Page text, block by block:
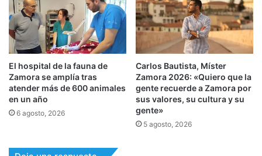
El hospital de la fauna de
Zamora se amplía tras
atender más de 600 animales
en un año
6 agosto, 2026
Carlos Bautista, Míster
Zamora 2026: «Quiero que la
gente recuerde a Zamora por
sus valores, su cultura y su
gente»
5 agosto, 2026